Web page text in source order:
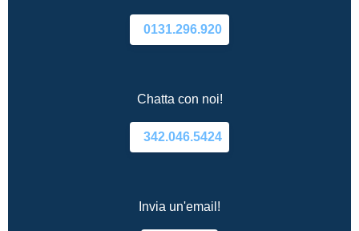
0131.296.920
Chatta con noi!
342.046.5424
Invia un'email!